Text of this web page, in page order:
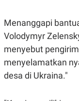
K
O
N
A
N
A
C
E
P
R
E
S
R
E
L
Menanggapi
Volodymyr
menyebut
menyelamatkan
desa di Ukraina."